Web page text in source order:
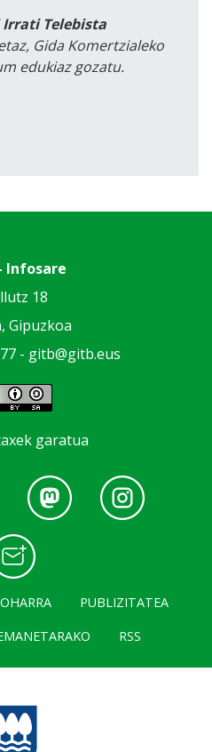
Irrati Telebista
Gida Komertzialeko
edukiaz gozatu.
Infosare
18
Gipuzkoa
- gitb@gitb.eus
garatua
PUBLIZITATEA
RSS